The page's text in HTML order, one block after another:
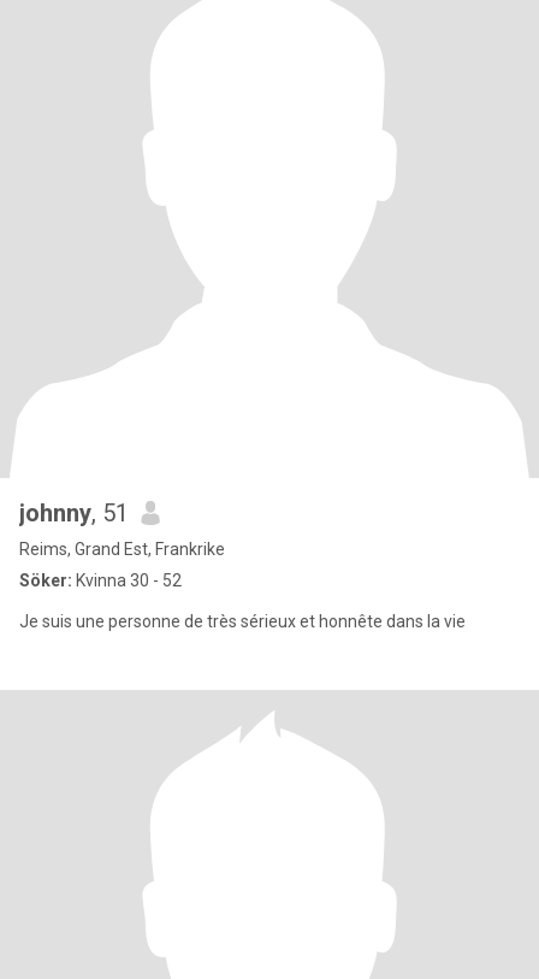
johnny, 51
Reims, Grand Est, Frankrike
Söker: Kvinna 30 - 52
Je suis une personne de très sérieux et honnête dans la vie